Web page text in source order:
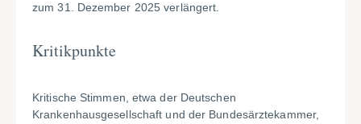
zum 31. Dezember 2025 verlängert.
Kritikpunkte
Kritische Stimmen, etwa der Deutschen
Krankenhausgesellschaft und der Bundesärztekammer,